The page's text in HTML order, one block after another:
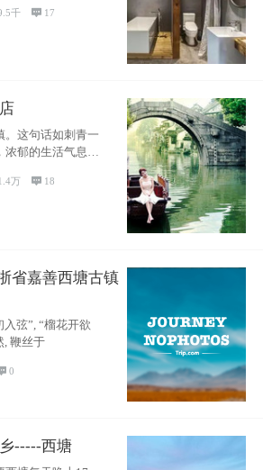
千  17
。这句话如刺青一
浓郁的生活气息，
万  18
省嘉善西塘古镇
, 鞭丝于
0
-----西塘